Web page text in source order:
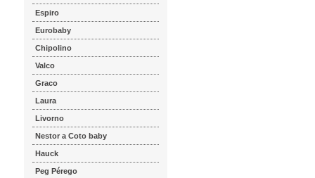
Espiro
Eurobaby
Chipolino
Valco
Graco
Laura
Livorno
Nestor a Coto baby
Hauck
Peg Pérego